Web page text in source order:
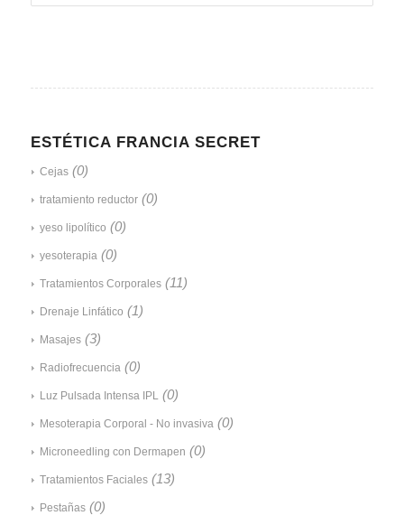
ESTÉTICA FRANCIA SECRET
Cejas (0)
tratamiento reductor (0)
yeso lipolítico (0)
yesoterapia (0)
Tratamientos Corporales (11)
Drenaje Linfático (1)
Masajes (3)
Radiofrecuencia (0)
Luz Pulsada Intensa IPL (0)
Mesoterapia Corporal - No invasiva (0)
Microneedling con Dermapen (0)
Tratamientos Faciales (13)
Pestañas (0)